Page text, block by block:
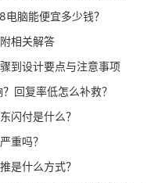
脑能便宜多少钱？
相关解答
到设计要点与注意事项
回复率低怎么补救？
闪付是什么？
重吗？
是什么方式？